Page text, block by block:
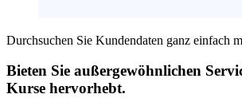
Durchsuchen Sie Kundendaten ganz einfach
Bieten Sie außergewöhnlichen
Kurse hervorhebt.